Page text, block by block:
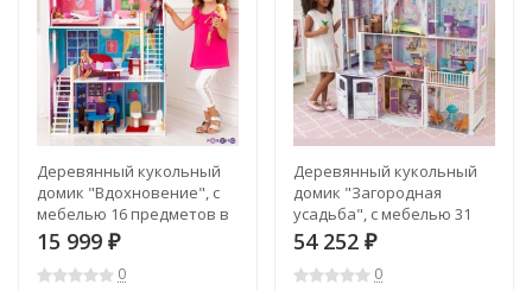
Деревянный кукольный
домик "Вдохновение", с
мебелью 16 предметов в
наборе, для кукол 30 см
(PD315)
15 999 ₽
0
Деревянный кукольный
домик "Загородная
усадьба", с мебелью 31
предмет в наборе и с
гаражом, для кукол 30 см
(65242_KE)
54 252 ₽
0